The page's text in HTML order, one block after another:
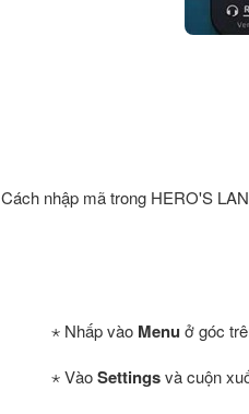
Cách nhập mã trong HERO'S
⋆ Nhấp vào Menu ở góc
⋆ VàoSettingsvà cuộn